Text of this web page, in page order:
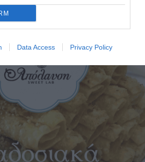
Data Access Privacy Policy